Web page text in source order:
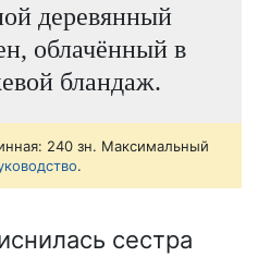
деревянный
облачённый в
бландаж.
240 зн. Максимальный
.
сестра